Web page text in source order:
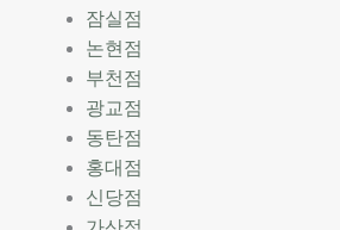
잠실점
논현점
부천점
광교점
동탄점
홍대점
신당점